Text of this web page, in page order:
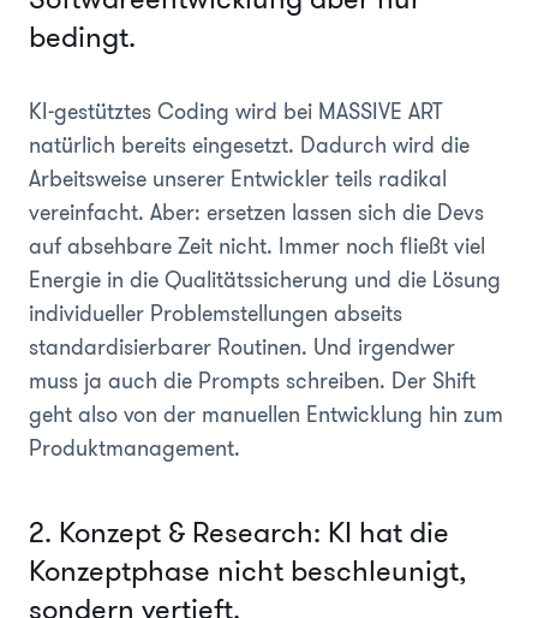
bedingt.
KI-gestütztes Coding wird bei MASSIVE ART
natürlich bereits eingesetzt. Dadurch wird die
Arbeitsweise unserer Entwickler teils radikal
vereinfacht. Aber: ersetzen lassen sich die Devs
auf absehbare Zeit nicht. Immer noch fließt viel
Energie in die Qualitätssicherung und die Lösung
individueller Problemstellungen abseits
standardisierbarer Routinen. Und irgendwer
muss ja auch die Prompts schreiben. Der Shift
geht also von der manuellen Entwicklung hin zum
Produktmanagement.
2. Konzept & Research: KI hat die
Konzeptphase nicht beschleunigt,
sondern vertieft.